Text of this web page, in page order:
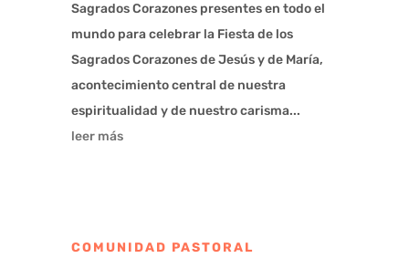
Sagrados Corazones presentes en todo el
mundo para celebrar la Fiesta de los
Sagrados Corazones de Jesús y de María,
acontecimiento central de nuestra
espiritualidad y de nuestro carisma...
leer más
COMUNIDAD PASTORAL